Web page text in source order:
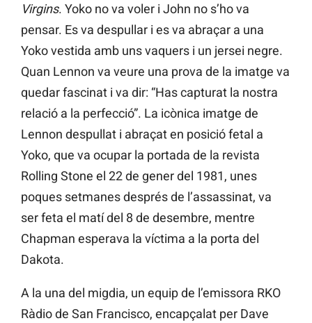
Virgins. Yoko no va voler i John no s’ho va
pensar. Es va despullar i es va abraçar a una
Yoko vestida amb uns vaquers i un jersei negre.
Quan Lennon va veure una prova de la imatge va
quedar fascinat i va dir: “Has capturat la nostra
relació a la perfecció”. La icònica imatge de
Lennon despullat i abraçat en posició fetal a
Yoko, que va ocupar la portada de la revista
Rolling Stone el 22 de gener del 1981, unes
poques setmanes després de l’assassinat, va
ser feta el matí del 8 de desembre, mentre
Chapman esperava la víctima a la porta del
Dakota.
A la una del migdia, un equip de l’emissora RKO
Ràdio de San Francisco, encapçalat per Dave